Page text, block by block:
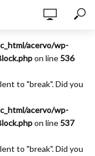
to "break". Did you
acervo/wp-
on line536
to "break". Did you
acervo/wp-
on line537
to "break". Did you